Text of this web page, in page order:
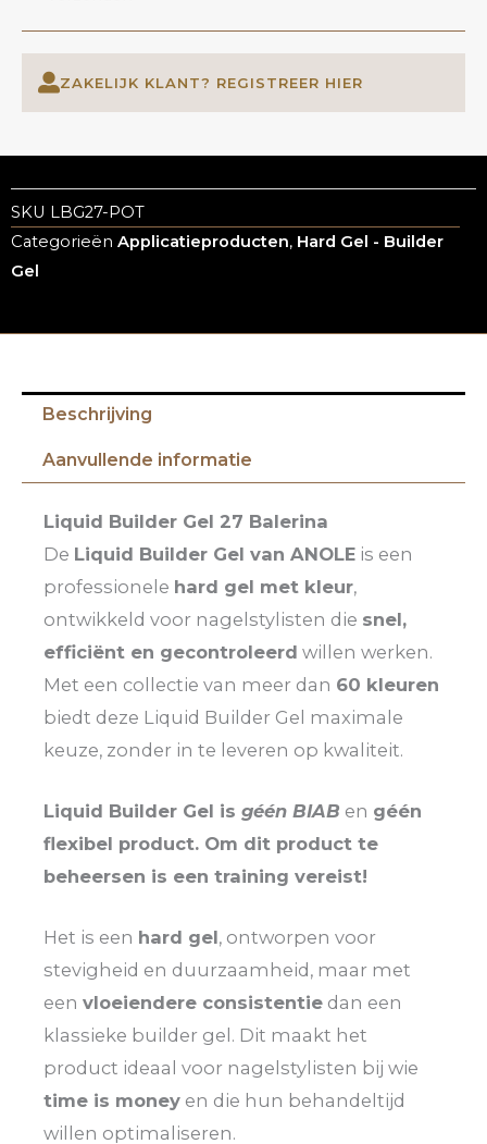
ZAKELIJK KLANT? REGISTREER HIER
SKU LBG27-POT
Categorieën Applicatieproducten, Hard Gel - Builder
Gel
Beschrijving
Aanvullende informatie
Liquid Builder Gel 27 Balerina
De Liquid Builder Gel van ANOLE is een
professionele hard gel met kleur,
ontwikkeld voor nagelstylisten die snel,
efficiënt en gecontroleerd willen werken.
Met een collectie van meer dan 60 kleuren
biedt deze Liquid Builder Gel maximale
keuze, zonder in te leveren op kwaliteit.
Liquid Builder Gel is géén BIAB en géén
flexibel product. Om dit product te
beheersen is een training vereist!
Het is een hard gel, ontworpen voor
stevigheid en duurzaamheid, maar met
een vloeiendere consistentie dan een
klassieke builder gel. Dit maakt het
product ideaal voor nagelstylisten bij wie
time is money en die hun behandeltijd
willen optimaliseren.